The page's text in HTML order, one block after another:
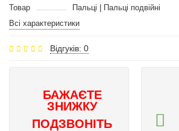
Товар
Пальці | Пальці подвійні
Всі характеристики
Відгуків: 0
БАЖАЄТЕ
ЗНИЖКУ
ПОДЗВОНІТЬ